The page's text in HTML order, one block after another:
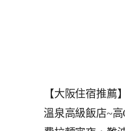
【大阪住宿推薦
溫泉高級飯店~